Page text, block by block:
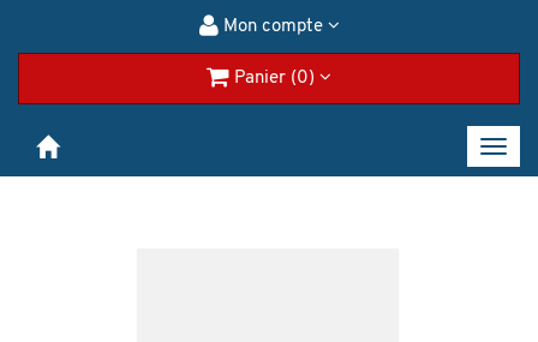
Mon compte
Panier (0)